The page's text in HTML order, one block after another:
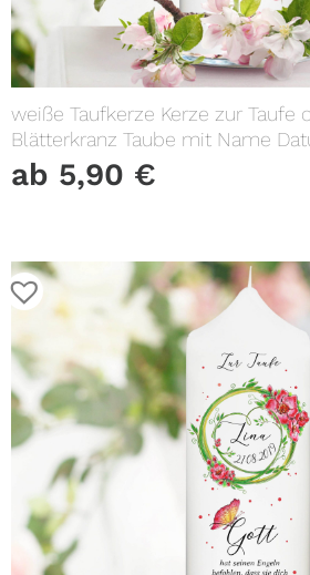
weiße Taufkerze Kerze zur Taufe
Blätterkranz Taube mit Name
ab 5,90 €